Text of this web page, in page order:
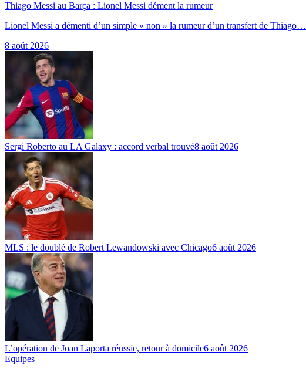
Thiago Messi au Barça : Lionel Messi dément la rumeur
Lionel Messi a démenti d’un simple « non » la rumeur d’un transfert de Thiago…
8 août 2026
Sergi Roberto au LA Galaxy : accord verbal trouvé8 août 2026
MLS : le doublé de Robert Lewandowski avec Chicago6 août 2026
L’opération de Joan Laporta réussie, retour à domicile6 août 2026
Equipes